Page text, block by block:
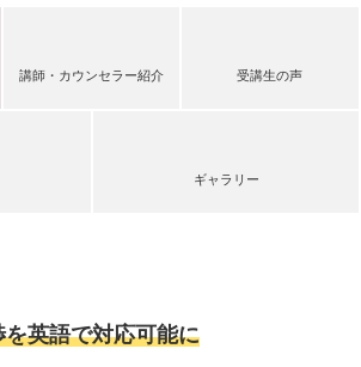
講師・カウンセラー紹介 受講生の声
ギャラリー
英語で対応可能に